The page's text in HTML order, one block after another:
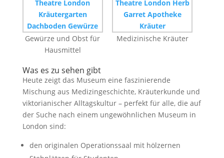
Gewürze und Obst für
Hausmittel
Medizinische Kräuter
Was es zu sehen gibt
Heute zeigt das Museum eine faszinierende
Mischung aus Medizingeschichte, Kräuterkunde und
viktorianischer Alltagskultur – perfekt für alle, die auf
der Suche nach einem ungewöhnlichen Museum in
London sind:
den originalen Operationssaal mit hölzernen